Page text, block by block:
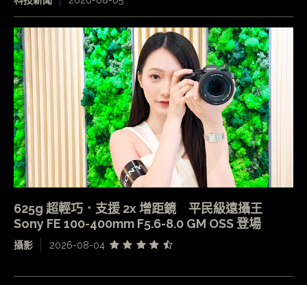
625g 超輕巧．支援 2x 增距鏡 平民級遠攝王
Sony FE 100-400mm F5.6-8.0 GM OSS 登場
攝影 2026-08-04